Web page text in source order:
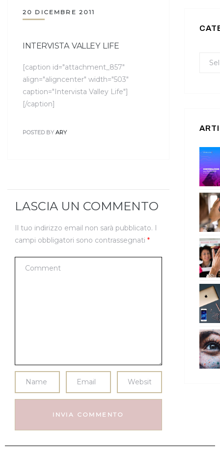
20 DICEMBRE 2011
INTERVISTA VALLEY LIFE
[caption id="attachment_857"
align="aligncenter" width="503"
caption="Intervista Valley Life"]
[/caption]
POSTED BY ARY
LASCIA UN COMMENTO
Il tuo indirizzo email non sarà pubblicato. I
campi obbligatori sono contrassegnati *